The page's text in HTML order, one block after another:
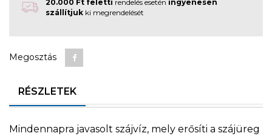
20.000 Ft feletti rendelés esetén ingyenesen
szállítjuk ki megrendelését
Megosztás
RÉSZLETEK
Mindennapra javasolt szájvíz, mely erősíti a szájüreg